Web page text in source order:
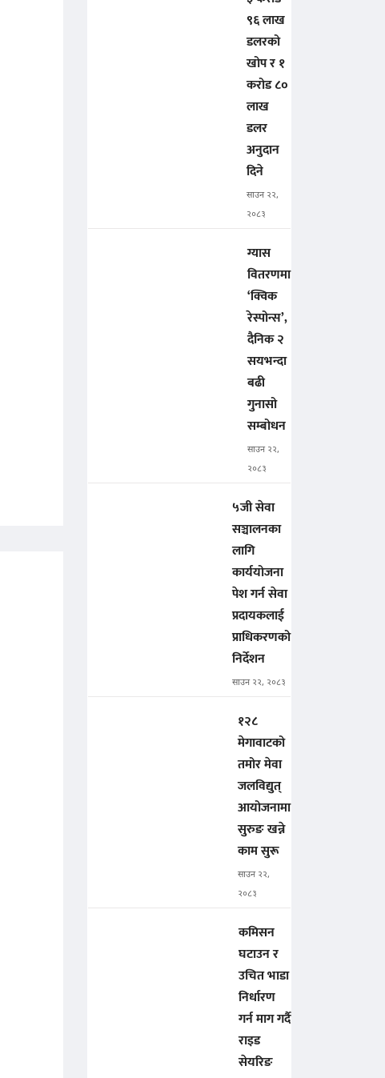
९६ लाख
डलरको
खोप र १
करोड ८०
लाख
डलर
अनुदान
दिने
साउन २२,
२०८३
ग्यास
वितरणमा
‘क्विक
रेस्पोन्स’,
दैनिक २
सयभन्दा
बढी
गुनासो
सम्बोधन
साउन २२,
२०८३
५जी सेवा
सञ्चालनका
लागि
कार्ययोजना
पेश गर्न सेवा
प्रदायकलाई
प्राधिकरणको
निर्देशन
साउन २२, २०८३
१२८
मेगावाटको
तमोर मेवा
जलविद्युत्
आयोजनामा
सुरुङ खन्ने
काम सुरू
साउन २२,
२०८३
कमिसन
घटाउन र
उचित भाडा
निर्धारण
गर्न माग गर्दै
राइड
सेयरिङ